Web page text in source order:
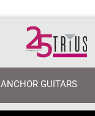
ANCHOR GUITARS